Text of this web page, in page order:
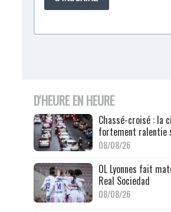
D'HEURE EN HEURE
Chassé-croisé : la
fortement ralentie
08/08/26
OL Lyonnes fait
Real Sociedad
08/08/26